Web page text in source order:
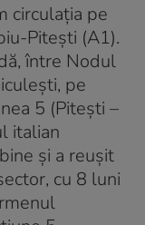
circulația pe
Pitești (A1).
între Nodul
pe
5 (Pitești –
italian
și a reușit
cu 8 luni